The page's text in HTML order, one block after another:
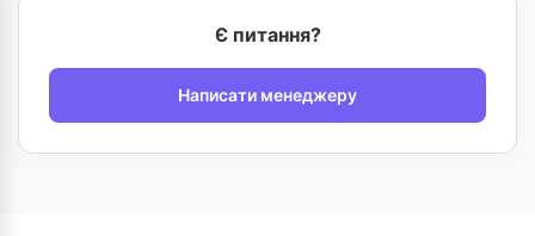
Є питання?
Написати менеджеру